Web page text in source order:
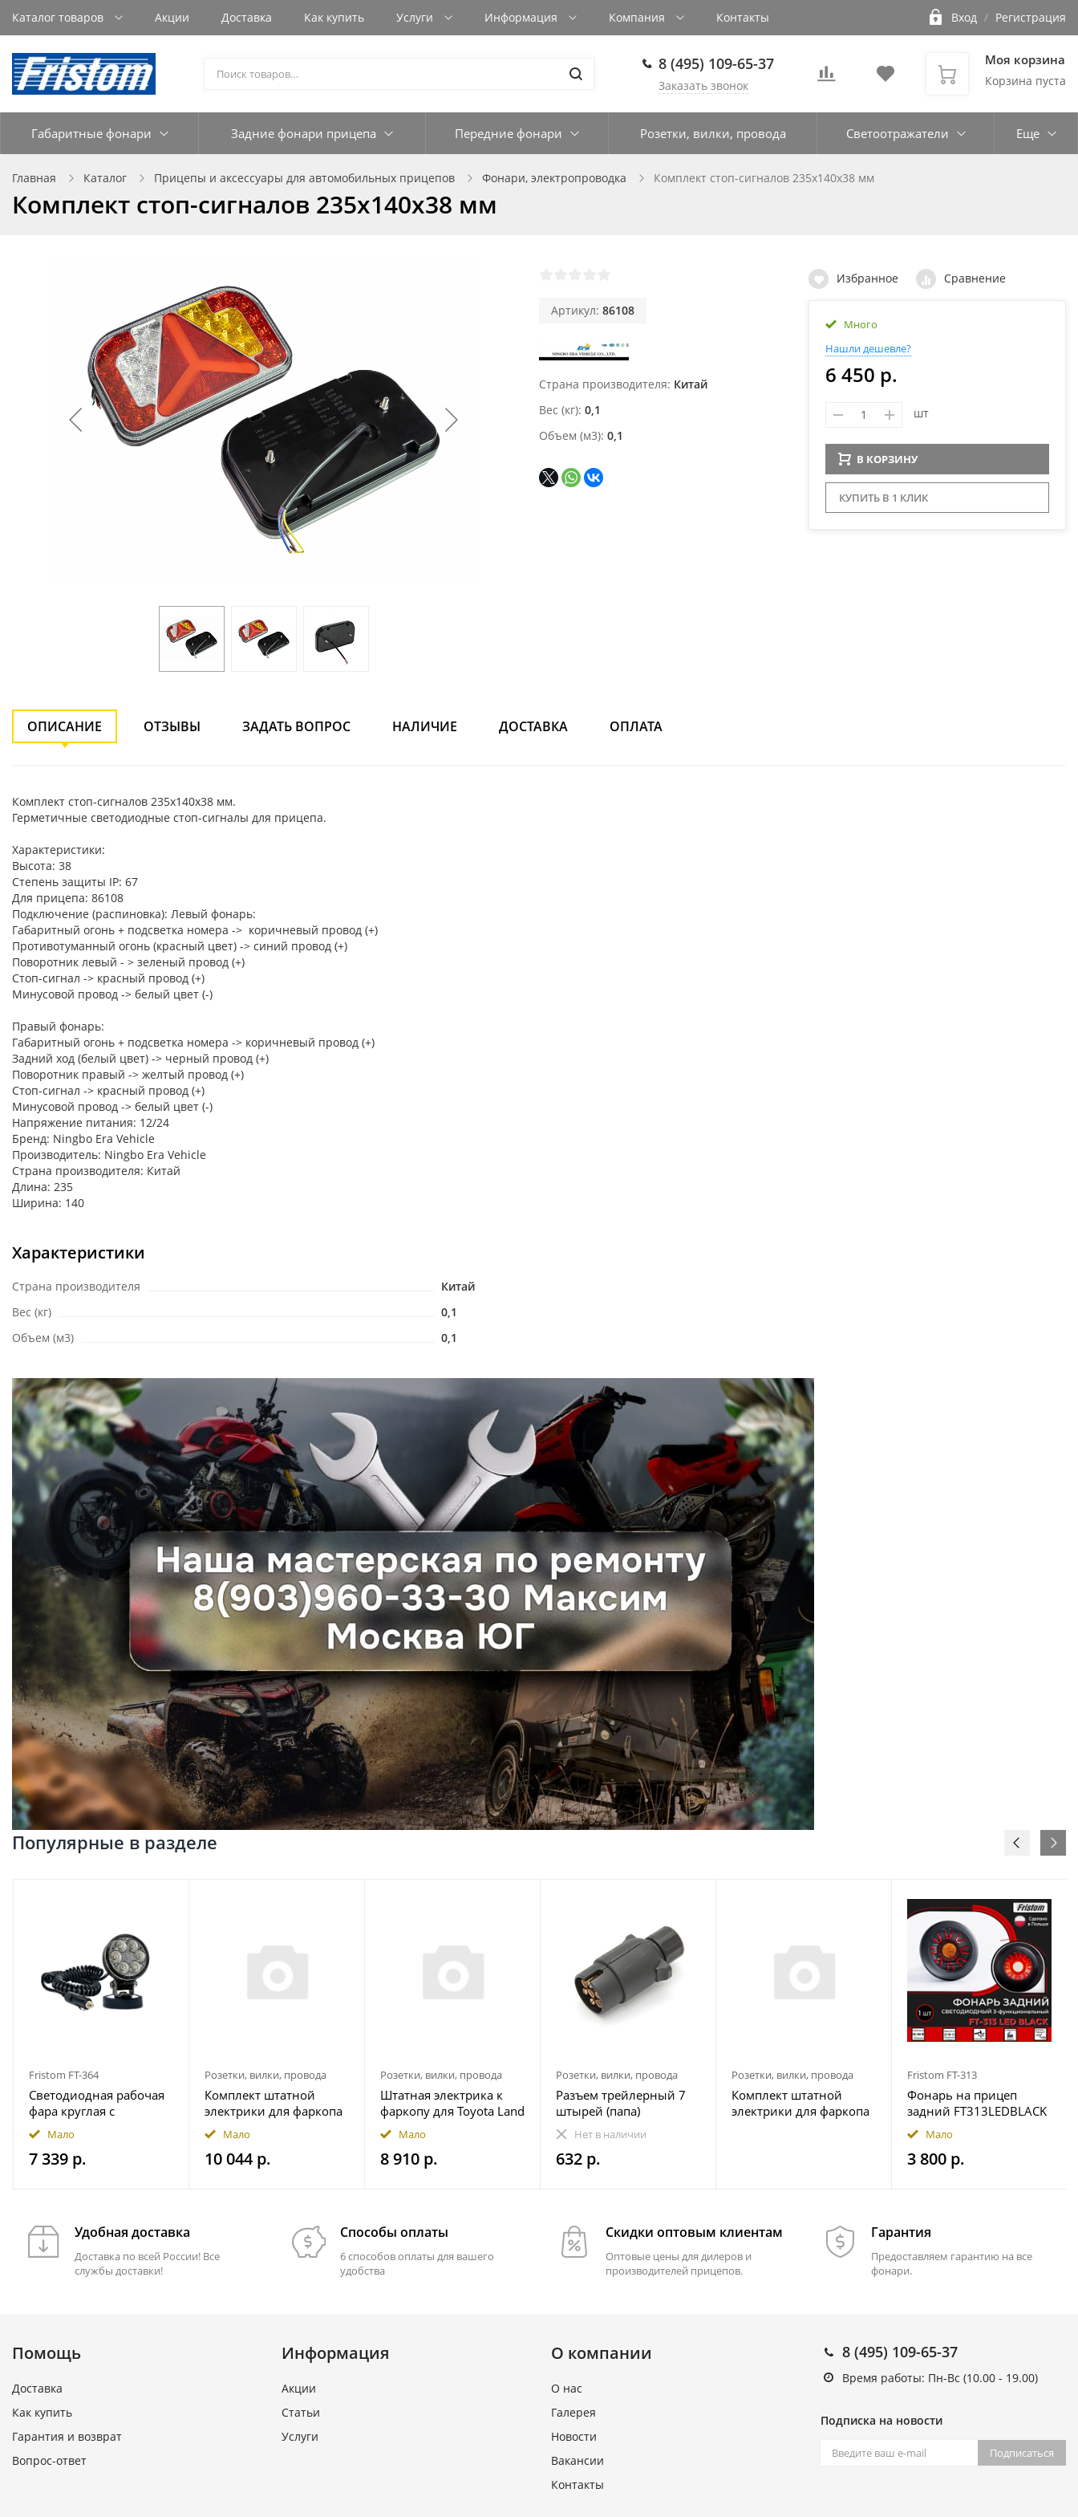
Каталог товаров Акции Доставка Как купить Услуги Информация Компания Контакты Вход / Регистрация
8 (495) 109-65-37
Заказать звонок
Моя корзина
Корзина пуста
Габаритные фонари Задние фонари прицепа Передние фонари Розетки, вилки, провода Светоотражатели Еще
Главная Каталог Прицепы и аксессуары для автомобильных прицепов Фонари, электропроводка Комплект стоп-сигналов 235х140х38 мм
Комплект стоп-сигналов 235х140х38 мм
Артикул: 86108
Страна производителя Китай
Вес (кг) 0,1
Объем (м3) 0,1
Избранное Сравнение
Много
Нашли дешевле?
6 450 р.
шт
В КОРЗИНУ
КУПИТЬ В 1 КЛИК
ОПИСАНИЕ ОТЗЫВЫ ЗАДАТЬ ВОПРОС НАЛИЧИЕ ДОСТАВКА ОПЛАТА
Комплект стоп-сигналов 235х140х38 мм.
Герметичные светодиодные стоп-сигналы для прицепа.
Характеристики:
Высота: 38
Степень защиты IP: 67
Для прицепа: 86108
Подключение (распиновка): Левый фонарь:
Габаритный огонь + подсветка номера -> коричневый провод (+)
Противотуманный огонь (красный цвет) -> синий провод (+)
Поворотник левый - > зеленый провод (+)
Стоп-сигнал -> красный провод (+)
Минусовой провод -> белый цвет (-)
Правый фонарь:
Габаритный огонь + подсветка номера -> коричневый провод (+)
Задний ход (белый цвет) -> черный провод (+)
Поворотник правый -> желтый провод (+)
Стоп-сигнал -> красный провод (+)
Минусовой провод -> белый цвет (-)
Напряжение питания: 12/24
Бренд: Ningbo Era Vehicle
Производитель: Ningbo Era Vehicle
Страна производителя: Китай
Длинa: 235
Ширинa: 140
Характеристики
Страна производителя
Китай
Вес (кг)
0,1
Объем (м3)
0,1
Популярные в разделе
Fristom FT-364
Светодиодная рабочая
фара круглая с
широким световым
потоком мощность
2500 лм на магнитном
Мало
7 339 р.
Розетки, вилки, провода
Комплект штатной
электрики для фаркопа
7-pin JAC T9 2024- с
блоком 7.1 в
герметичном чехле
Мало
10 044 р.
Розетки, вилки, провода
Штатная электрика к
фаркопу для Toyota Land
Cruiser Prado 250 2023-
7-pin
Мало
8 910 р.
Розетки, вилки, провода
Разъем трейлерный 7
штырей (папа)
Нет в наличии
632 р.
Розетки, вилки, провода
Комплект штатной
электрики для фаркопа
Fristom FT-313
Фонарь на прицеп
задний FT313LEDBLACK
12-36В Fristom
Мало
3 800 р.
Удобная доставка
Доставка по всей России! Все
службы доставки!
Способы оплаты
6 способов оплаты для вашего
удобства
Скидки оптовым клиентам
Оптовые цены для дилеров и
производителей прицепов.
Гарантия
Предоставляем гарантию на все
фонари.
Помощь
Доставка
Как купить
Гарантия и возврат
Вопрос-ответ
Информация
Акции
Статьи
Услуги
О компании
О нас
Галерея
Новости
Вакансии
Контакты
8 (495) 109-65-37
Время работы: Пн-Вс (10.00 - 19.00)
Подписка на новости
Подписаться